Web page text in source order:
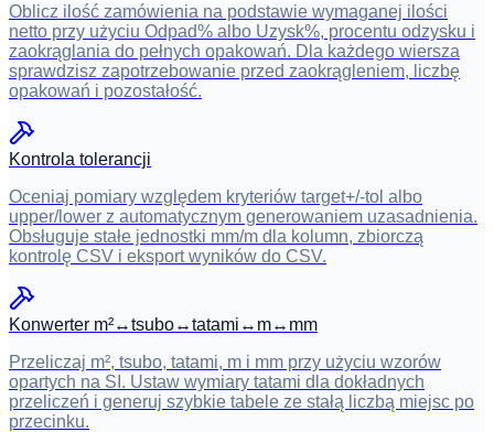
Oblicz ilość zamówienia na podstawie wymaganej ilości
netto przy użyciu Odpad% albo Uzysk%, procentu odzysku i
zaokrąglania do pełnych opakowań. Dla każdego wiersza
sprawdzisz zapotrzebowanie przed zaokrągleniem, liczbę
opakowań i pozostałość.
Kontrola tolerancji
Oceniaj pomiary względem kryteriów target+/-tol albo
upper/lower z automatycznym generowaniem uzasadnienia.
Obsługuje stałe jednostki mm/m dla kolumn, zbiorczą
kontrolę CSV i eksport wyników do CSV.
Konwerter m²↔tsubo↔tatami↔m↔mm
Przeliczaj m², tsubo, tatami, m i mm przy użyciu wzorów
opartych na SI. Ustaw wymiary tatami dla dokładnych
przeliczeń i generuj szybkie tabele ze stałą liczbą miejsc po
przecinku.